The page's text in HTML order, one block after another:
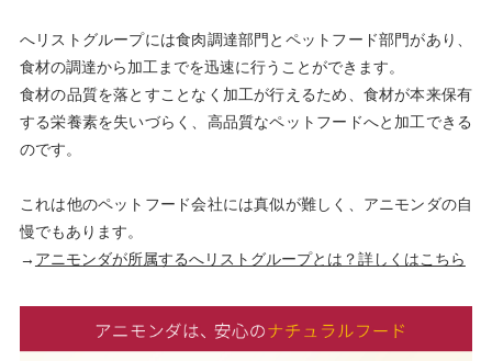
へリストグループには食肉調達部門とペットフード部門があり、
食材の調達から加工までを迅速に行うことができます。
食材の品質を落とすことなく加工が行えるため、食材が本来保有
する栄養素を失いづらく、高品質なペットフードへと加工できる
のです。
これは他のペットフード会社には真似が難しく、アニモンダの自
慢でもあります。
→ アニモンダが所属するへリストグループとは？詳しくはこちら